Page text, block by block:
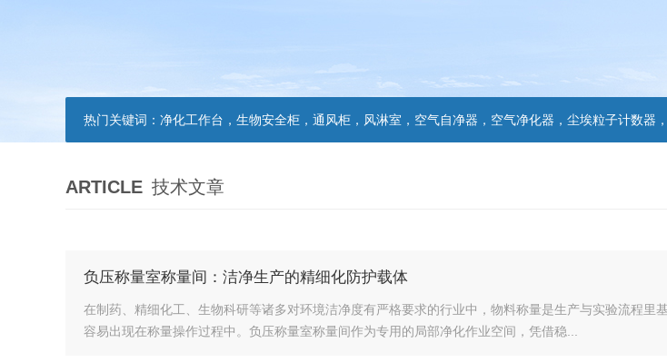
热门关键词： 净化工作台，生物安全柜，通风柜，风淋室，空气自净器，空气净化器，尘埃粒子计数器
ARTICLE 技术文章
负压称量室称量间：洁净生产的精细化防护载体
在制药、精细化工、生物科研等诸多对环境洁净度有严格要求的行业中，物料称量是生产与实验流程
容易出现在称量操作过程中。负压称量室称量间作为专用的局部净化作业空间，凭借稳...